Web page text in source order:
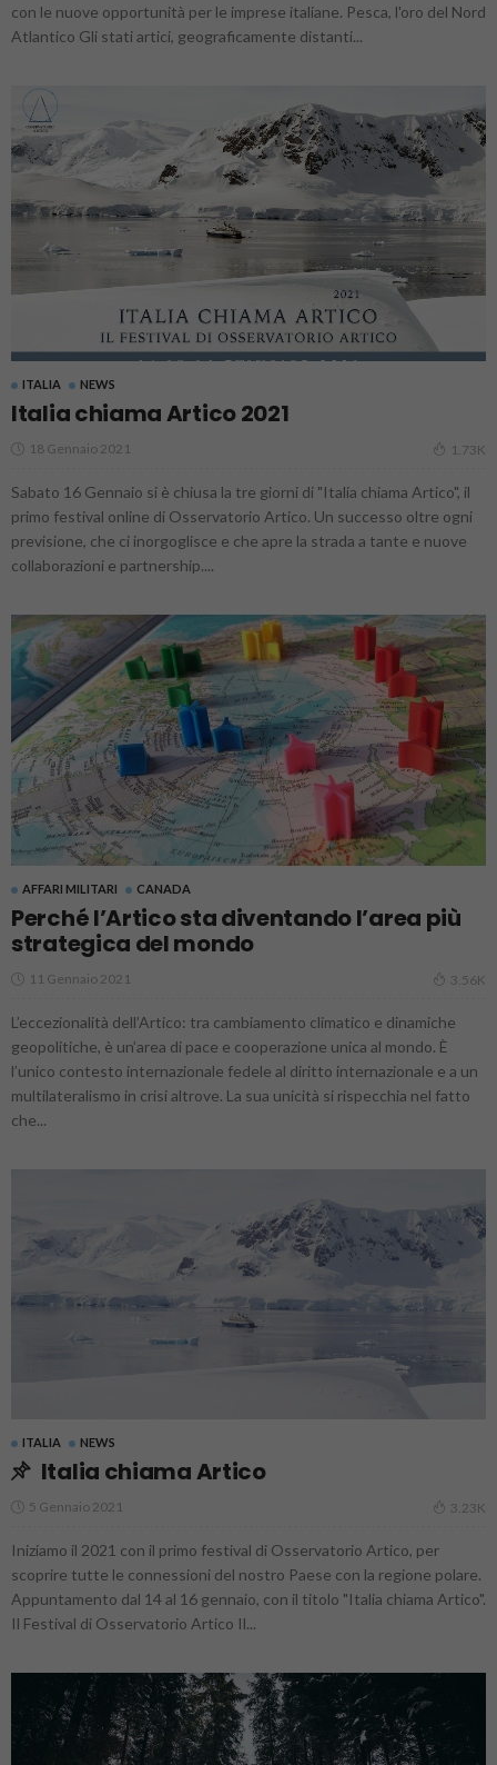
con le nuove opportunità per le imprese italiane. Pesca, l'oro del Nord
Atlantico Gli stati artici, geograficamente distanti...
ITALIA NEWS
Italia chiama Artico 2021
18 Gennaio 2021 1.73K
Sabato 16 Gennaio si è chiusa la tre giorni di "Italia chiama Artico", il
primo festival online di Osservatorio Artico. Un successo oltre ogni
previsione, che ci inorgoglisce e che apre la strada a tante e nuove
collaborazioni e partnership....
AFFARI MILITARI CANADA
Perché l’Artico sta diventando l’area più
strategica del mondo
11 Gennaio 2021 3.56K
L’eccezionalità dell’Artico: tra cambiamento climatico e dinamiche
geopolitiche, è un’area di pace e cooperazione unica al mondo. È
l’unico contesto internazionale fedele al diritto internazionale e a un
multilateralismo in crisi altrove. La sua unicità si rispecchia nel fatto
che...
ITALIA NEWS
Italia chiama Artico
5 Gennaio 2021 3.23K
Iniziamo il 2021 con il primo festival di Osservatorio Artico, per
scoprire tutte le connessioni del nostro Paese con la regione polare.
Appuntamento dal 14 al 16 gennaio, con il titolo "Italia chiama Artico".
Il Festival di Osservatorio Artico Il...